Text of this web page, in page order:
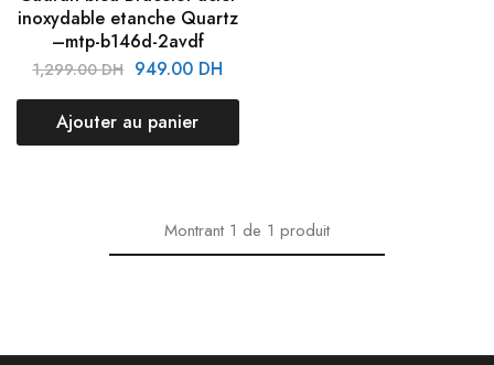
inoxydable etanche Quartz
–mtp-b146d-2avdf
1,299.00DH 949.00 DH
Ajouter au panier
Montrant 1 de 1 produit